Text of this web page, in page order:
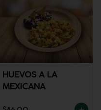
HUEVOS A LA
MEXICANA